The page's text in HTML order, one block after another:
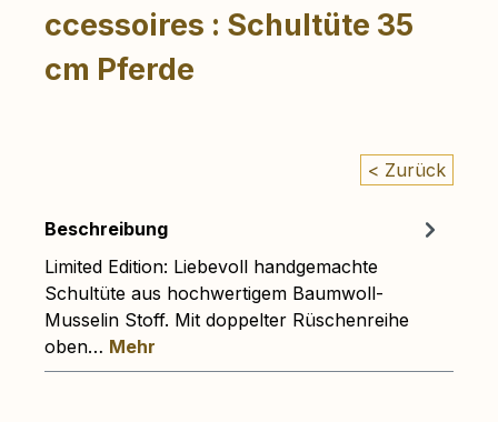
ccessoires : Schultüte 35
cm Pferde
< Zurück
Beschreibung
Limited Edition: Liebevoll handgemachte
Schultüte aus hochwertigem Baumwoll-
Musselin Stoff. Mit doppelter Rüschenreihe
oben… Mehr